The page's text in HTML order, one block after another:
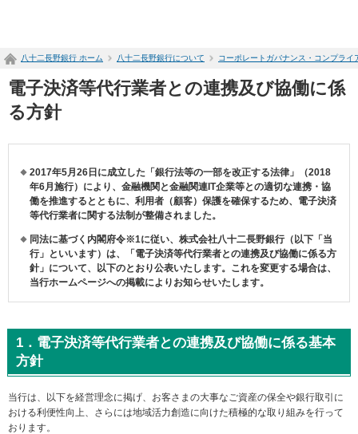
内
ト
ュ
ー
に
八十二長野銀行 ホーム 八十二長野銀行について コーポレートガバナンス・コンプライ
電子決済等代行業者との連携及び協働に係
る方針
2017年5月26日に成立した「銀行法等の一部を改正する法律」（2018
年6月施行）により、金融機関と金融関連IT企業等との適切な連携・協
働を推進するとともに、利用者（顧客）保護を確保するため、電子決済
等代行業者に関する法制が整備されました。
同法に基づく内閣府令※1に従い、株式会社八十二長野銀行（以下「当
行」といいます）は、「電子決済等代行業者との連携及び協働に係る方
針」について、以下のとおり公表いたします。これを変更する場合は、
当行ホームページへの掲載によりお知らせいたします。
1．電子決済等代行業者との連携及び協働に係る基本
方針
当行は、以下を経営理念に掲げ、お客さまの大事なご資産の保全や銀行取引に
おける利便性向上、さらには地域活力創造に向けた積極的な取り組みを行って
おります。